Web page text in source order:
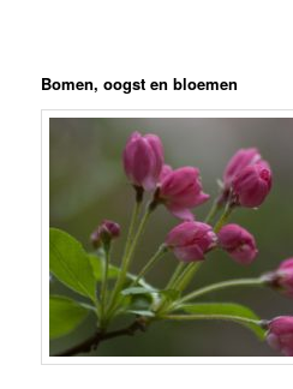
Bomen, oogst en bloemen